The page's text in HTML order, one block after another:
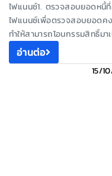
ไฟแนนซ์1. ตรวจสอบยอดหนี้
ไฟแนนซ์เพื่อตรวจสอบยอดคง
ทำให้สามารถโอนกรรมสิทธิ์ม
อ่านต่อ
15/